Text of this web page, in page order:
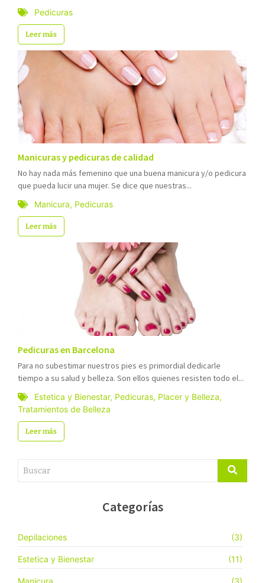
Pedicuras
Leer más
Manicuras y pedicuras de calidad
No hay nada más femenino que una buena manicura y/o pedicura
que pueda lucir una mujer. Se dice que nuestras...
Manicura, Pedicuras
Leer más
Pedicuras en Barcelona
Para no subestimar nuestros pies es primordial dedicarle
tiempo a su salud y belleza. Son ellos quienes resisten todo el...
Estetica y Bienestar, Pedicuras, Placer y Belleza,
Tratamientos de Belleza
Leer más
Categorías
Depilaciones (3)
Estetica y Bienestar (11)
Manicura (3)